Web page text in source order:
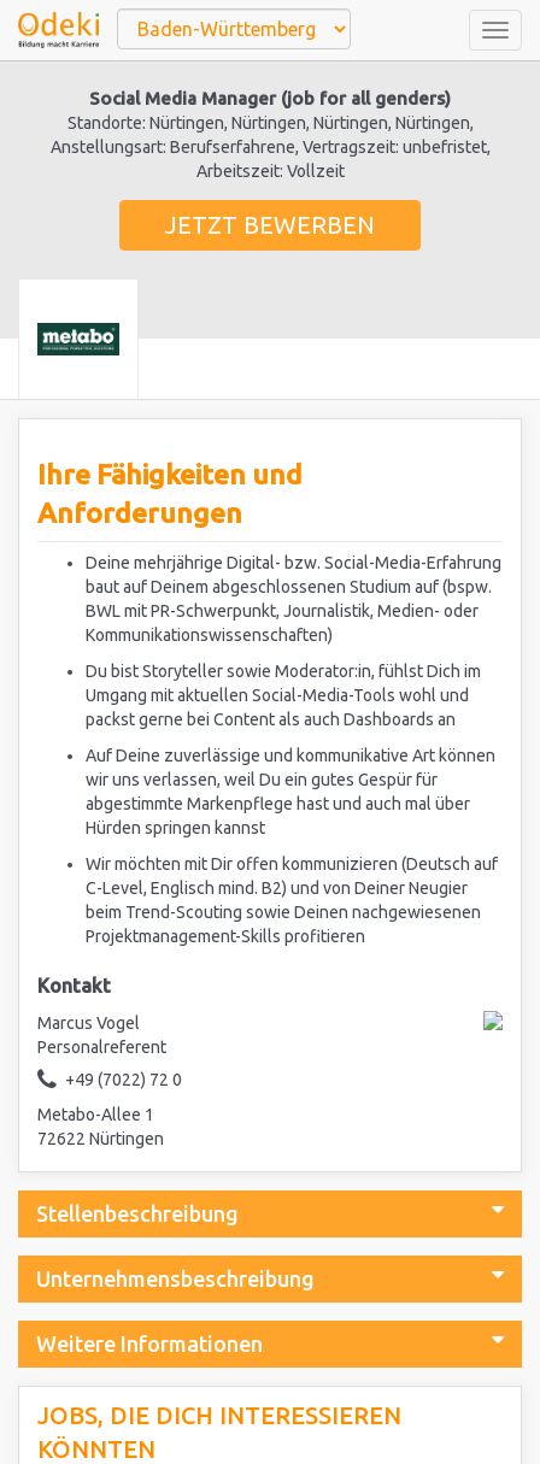
Social Media Manager (job for all genders)
Standorte: Nürtingen, Nürtingen, Nürtingen, Nürtingen,
Anstellungsart: Berufserfahrene, Vertragszeit: unbefristet,
Arbeitszeit: Vollzeit
JETZT BEWERBEN
Ihre Fähigkeiten und
Anforderungen
Deine mehrjährige Digital- bzw. Social-Media-Erfahrung
baut auf Deinem abgeschlossenen Studium auf (bspw.
BWL mit PR-Schwerpunkt, Journalistik, Medien- oder
Kommunikationswissenschaften)
Du bist Storyteller sowie Moderator:in, fühlst Dich im
Umgang mit aktuellen Social-Media-Tools wohl und
packst gerne bei Content als auch Dashboards an
Auf Deine zuverlässige und kommunikative Art können
wir uns verlassen, weil Du ein gutes Gespür für
abgestimmte Markenpflege hast und auch mal über
Hürden springen kannst
Wir möchten mit Dir offen kommunizieren (Deutsch auf
C-Level, Englisch mind. B2) und von Deiner Neugier
beim Trend-Scouting sowie Deinen nachgewiesenen
Projektmanagement-Skills profitieren
Kontakt
Marcus Vogel
Personalreferent
+49 (7022) 72 0
Metabo-Allee 1
72622 Nürtingen
Stellenbeschreibung
Unternehmensbeschreibung
Weitere Informationen
JOBS, DIE DICH INTERESSIEREN
KÖNNTEN